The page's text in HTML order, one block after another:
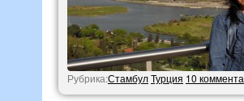
Рубрика:СтамбулТурция 10